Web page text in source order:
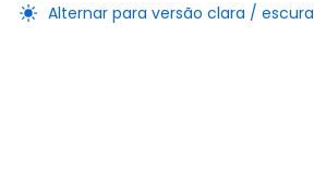
Alternar para versão clara / escura